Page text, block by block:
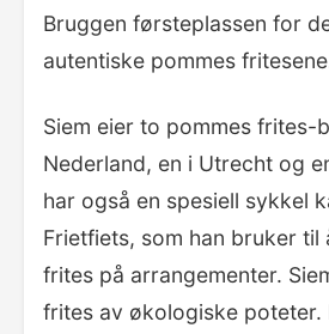
Bruggen førsteplassen for
autentiske pommes
Siem eier to pommes frites-
Nederland, en i Utrecht og
har også en spesiell sykkel
Frietfiets, som han bruker til
frites på arrangementer.
frites av økologiske poteter.